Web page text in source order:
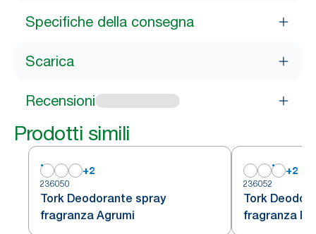
Specifiche della consegna
Scarica
Recensioni
Prodotti simili
+2
236050
Tork Deodorante spray
fragranza Agrumi
+2
236052
Tork
fragranza